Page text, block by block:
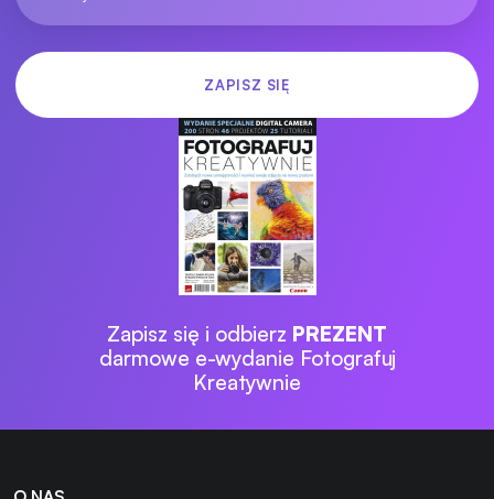
Zapisz się i odbierz PREZENT
darmowe e-wydanie Fotografuj
Kreatywnie